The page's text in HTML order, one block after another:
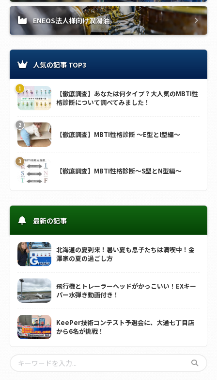
ENEOS法人様向け潤滑油
人気の記事 TOP3
【徹底調査】あなたは何タイプ？大人気のMBTI性
格診断について調べてみました！
【徹底調査】MBTI性格診断 ～E型とI型編～
【徹底調査】MBTI性格診断～S型とN型編～
最新の記事
北海道の夏到来！暑い夏も息子たちは満喫中！金
澤家の夏の過ごし方
飛行機とトレーラーヘッドがかっこいい！EXキー
パー水弾き動画付き！
KeePer技術コンテスト予選会に、大通七丁目店
から6名が挑戦！